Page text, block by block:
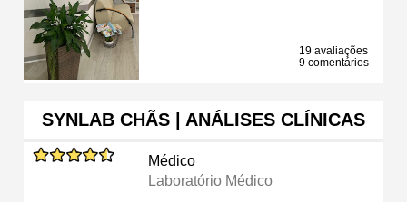
19 avaliações
9 comentários
SYNLAB CHÃS | ANÁLISES CLÍNICAS
Médico
Laboratório Médico